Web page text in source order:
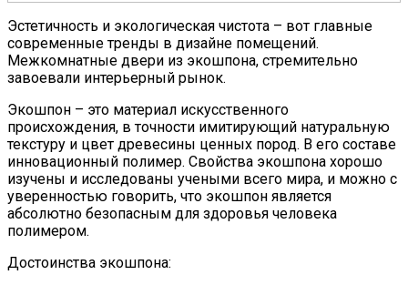
Эстетичность и экологическая чистота – вот главные
современные тренды в дизайне помещений.
Межкомнатные двери из экошпона, стремительно
завоевали интерьерный рынок.
Экошпон – это материал искусственного
происхождения, в точности имитирующий натуральную
текстуру и цвет древесины ценных пород. В его составе
инновационный полимер. Свойства экошпона хорошо
изучены и исследованы учеными всего мира, и можно с
уверенностью говорить, что экошпон является
абсолютно безопасным для здоровья человека
полимером.
Достоинства экошпона: